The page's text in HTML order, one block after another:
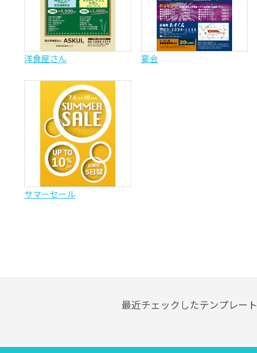
洋食屋さん 宴会
サマーセール
最近チェックしたテンプレート